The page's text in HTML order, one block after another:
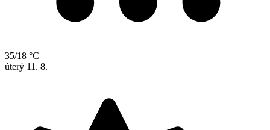
35/18 °C
úterý 11. 8.